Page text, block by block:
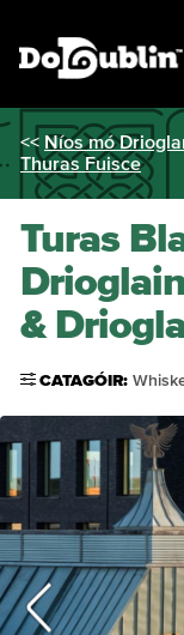
<< Níos mó
Thuras Fuisce
Turas
&
CATAGÓIR: